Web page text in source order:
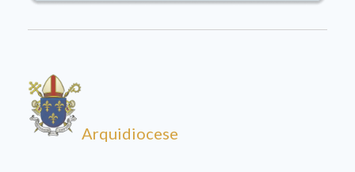
Arquidiocese